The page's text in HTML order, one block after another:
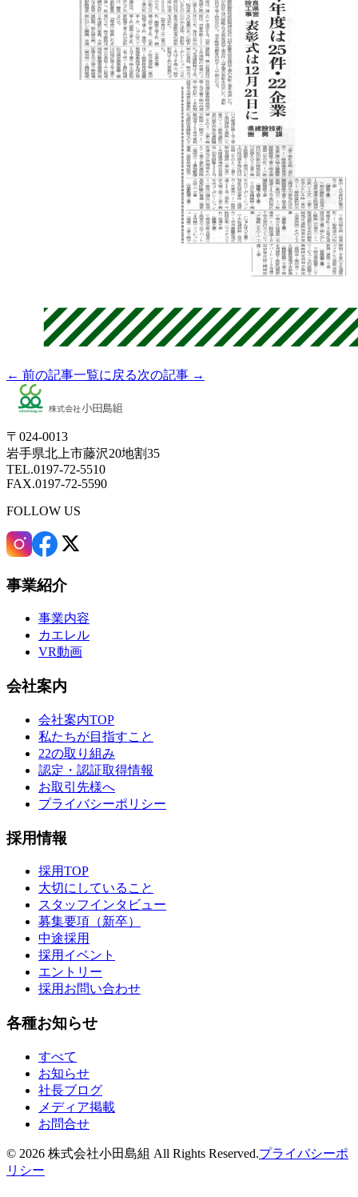
← 前の記事一覧に戻る次の記事 →
〒024-0013
岩手県北上市藤沢20地割35
TEL.0197-72-5510
FAX.0197-72-5590
FOLLOW US
事業紹介
事業内容
カエレル
VR動画
会社案内
会社案内TOP
私たちが目指すこと
22の取り組み
認定・認証取得情報
お取引先様へ
プライバシーポリシー
採用情報
採用TOP
大切にしていること
スタッフインタビュー
募集要項（新卒）
中途採用
採用イベント
エントリー
採用お問い合わせ
各種お知らせ
すべて
お知らせ
社長ブログ
メディア掲載
お問合せ
© 2026 株式会社小田島組 All Rights Reserved.プライバシーポ
リシー